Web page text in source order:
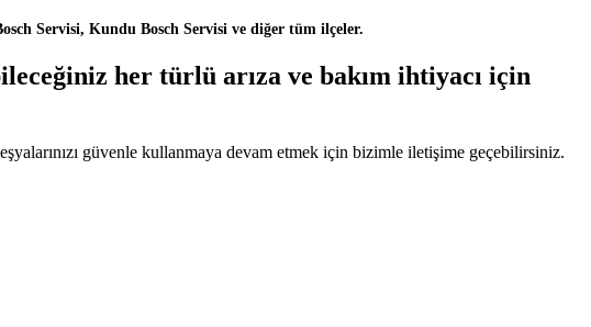
Servisi, Kundu Bosch Servisi ve diğer tüm ilçeler.
her türlü arıza ve bakım ihtiyacı için
güvenle kullanmaya devam etmek için bizimle iletişime geçebilirsiniz.